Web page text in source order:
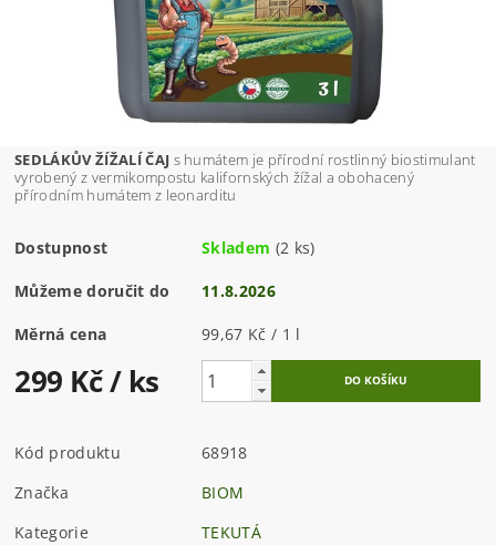
SEDLÁKŮV ŽÍŽALÍ ČAJ s humátem je přírodní rostlinný biostimulant
vyrobený z vermikompostu kalifornských žížal a obohacený
přírodním humátem z leonarditu
Dostupnost Skladem (2 ks)
Můžeme doručit do 11.8.2026
Měrná cena 99,67 Kč / 1 l
299 Kč/ ks
Kód produktu
68918
Značka
BIOM
Kategorie
TEKUTÁ